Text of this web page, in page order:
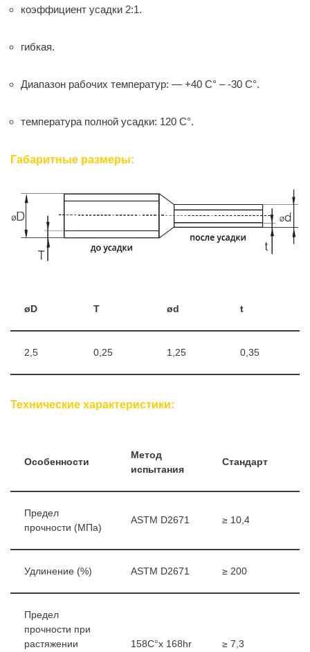
коэффициент усадки 2:1.
гибкая.
Диапазон рабочих температур: — +40 C° – -30 C°.
температура полной усадки: 120 C°.
Габаритные размеры:
øD T ød t
2,5 0,25 1,25 0,35
Технические характеристики:
Особенности
Метод
испытания
Стандарт
Предел
прочности (МПа)
ASTM D2671 ≥ 10,4
Удлинение (%) ASTM D2671 ≥ 200
Предел
прочности при
растяжении
158C°x 168hr ≥ 7,3